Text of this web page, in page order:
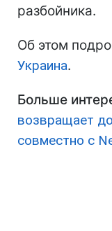
разбойника.
Об этом
Украина.
Больше
возвращает
совместно с